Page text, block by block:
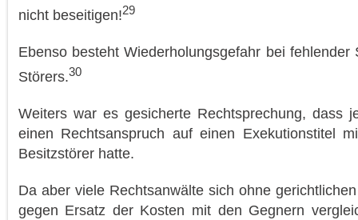
nicht beseitigen!29
Ebenso besteht Wiederholungsgefahr bei fehlender
Störers.30
Weiters war es gesicherte Rechtsprechung, dass
einen Rechtsanspruch auf einen Exekutionstitel
Besitzstörer hatte.
Da aber viele Rechtsanwälte sich ohne
gegen Ersatz der Kosten mit den Gegnern